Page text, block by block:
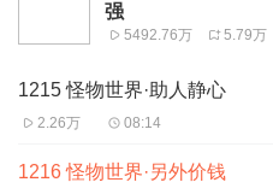
强
5492.76万 5.79万
1215 怪物世界·助人静心
2.26万 08:14
1216 怪物世界·另外价钱